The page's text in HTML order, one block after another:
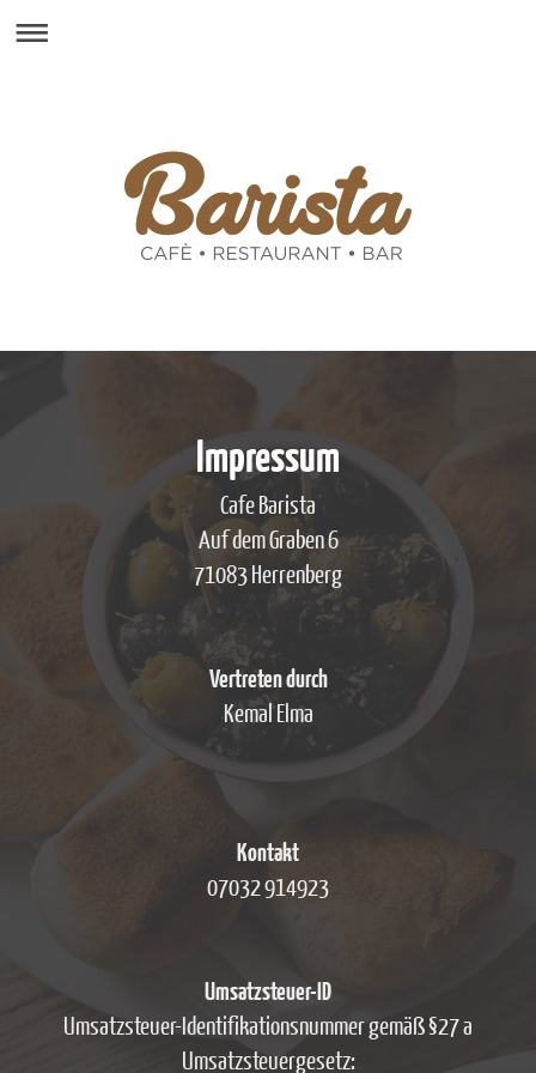
Impressum
Cafe Barista
Auf dem Graben 6
71083 Herrenberg
Vertreten durch
Kemal Elma
Kontakt
07032 914923
Umsatzsteuer-ID
Umsatzsteuer-Identifikationsnummer gemäß §27 a
Umsatzsteuergesetz: